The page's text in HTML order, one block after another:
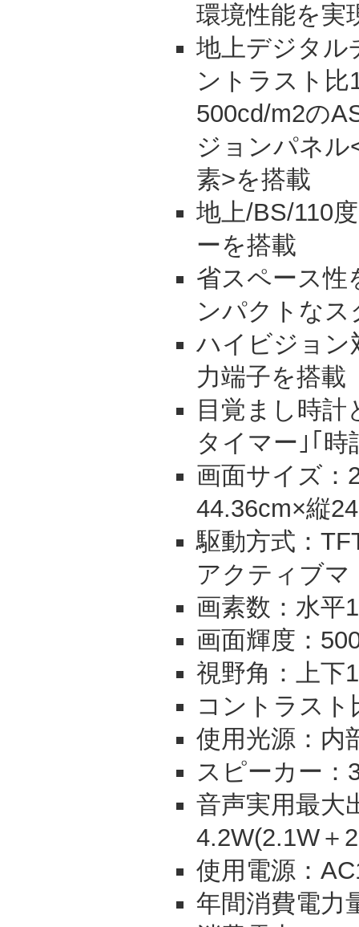
環境性能を実
地上デジタル
ントラスト比
500cd/m2の
ジョンパネル
素>を搭載
地上/BS/110
ーを搭載
省スペース性
ンパクトな
ハイビジョン
力端子を搭載
目覚まし時
タイマー｣｢時
画面サイズ：
44.36cm×縦
駆動方式：
アクティブマ
画素数：水平
画面輝度：
視野角：上下
コントラスト
使用光源：内
スピーカー：
音声実用最大
4.2W(2.1W＋
使用電源：
年間消費電力